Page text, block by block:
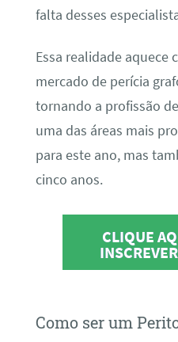
falta desses
Essa realidade aquece
mercado de perícia
tornando a profissão
uma das áreas mais
para este ano, mas
cinco anos.
CLIQUE
Como ser um